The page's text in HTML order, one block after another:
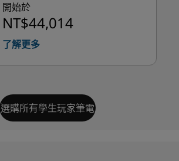
開始於
NT$44,014
了解更多
選購所有學生玩家筆電